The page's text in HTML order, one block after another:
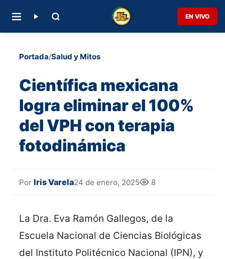
EN VIVO
Portada/Salud y Mitos
Científica mexicana
logra eliminar el 100%
del VPH con terapia
fotodinámica
Por Iris Varela24 de enero, 2025 8
La Dra. Eva Ramón Gallegos, de la
Escuela Nacional de Ciencias Biológicas
del Instituto Politécnico Nacional (IPN), y